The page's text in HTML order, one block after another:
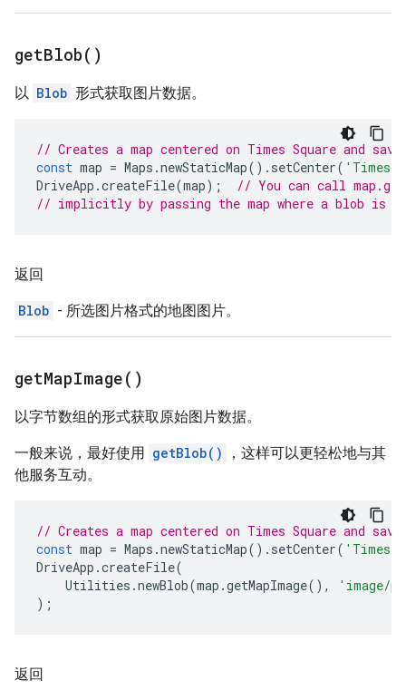
getBlob( )
以 Blob 形式获取图片数据。
// Creates a map centered on Times Square and
const map = Maps .newStaticMap(). setCenter( 'Times
DriveApp .createFile(map);
// You can call
// implicitly by passing the map where a blob is
返回
Blob - 所选图片格式的地图图片。
getMapImage( )
以字节数组的形式获取原始图片数据。
一般来说，最好使用 getBlob()
，这样可以更轻松地与其
他服务互动。
// Creates a map centered on Times Square and
const map = Maps .newStaticMap(). setCenter( 'Times
DriveApp .createFile(
Utilities .newBlob(map .getMapImage(),
'image/
);
返回